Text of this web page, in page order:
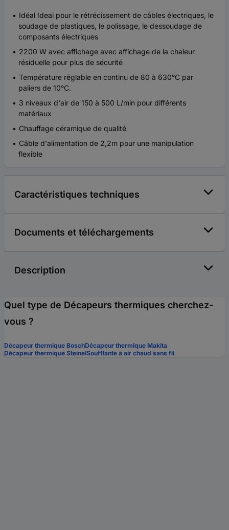
Idéal Ideal pour le rétrécissement de câbles électriques, le
soudage de plastiques, le polissage, le dessoudage de
composants électriques
2200 W avec affichage avec affichage de la chaleur
résiduelle pour plus de sécurité
Température réglable en continu de 80 à 630°C par
paliers de 10°C.
3 niveaux d'air de 150 à 500 L/min pour différents
matériaux
Chauffage céramique de qualité
Câble d'alimentation de 2,2m pour une manipulation
flexible
Caractéristiques techniques
Documents et téléchargements
Description
Quel type de Décapeurs thermiques cherchez-
vous ?
Décapeur thermique BoschDécapeur thermique Makita
Décapeur thermique SteinelSoufflante à air chaud sans fil